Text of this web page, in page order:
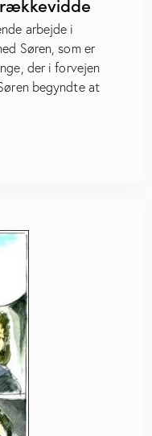
arbejde i
Søren, som er
der i forvejen
begyndte at